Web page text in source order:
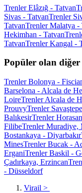
Trenler Elâzığ - Tatvan
Sivas - TatvanTrenler
TatvanTrenler Malatya -
Hekimhan - Tatvan
TatvanTrenler Kangal -
Popüler olan
Trenler Bolonya -
Barselona - Alcala de
LoireTrenler Alcala de
ProuvyTrenler
BalıkesirTrenler
FilibeTrenler Muradiye,
Bostankaya - Diyarbakır
MinesTrenler Bucak -
ErganiTrenler Baskil -
Çadırkaya, Erzincan
- Düsseldorf
Virail >